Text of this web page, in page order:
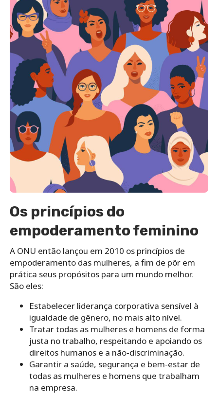
Os princípios do
empoderamento feminino
A ONU então lançou em 2010 os princípios de
empoderamento das mulheres, a fim de pôr em
prática seus propósitos para um mundo melhor.
São eles:
Estabelecer liderança corporativa sensível à
igualdade de gênero, no mais alto nível.
Tratar todas as mulheres e homens de forma
justa no trabalho, respeitando e apoiando os
direitos humanos e a não-discriminação.
Garantir a saúde, segurança e bem-estar de
todas as mulheres e homens que trabalham
na empresa.